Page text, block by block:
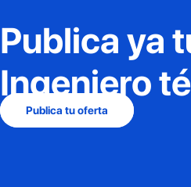
Publica ya
Ingeniero
Publica tu oferta